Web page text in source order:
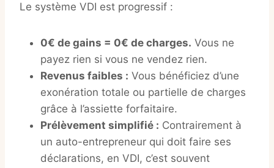
Le système VDI est progressif :
0€ de gains = 0€ de charges. Vous ne
payez rien si vous ne vendez rien.
Revenus faibles : Vous bénéficiez d’une
exonération totale ou partielle de charges
grâce à l’assiette forfaitaire.
Prélèvement simplifié : Contrairement à
un auto-entrepreneur qui doit faire ses
déclarations, en VDI, c’est souvent